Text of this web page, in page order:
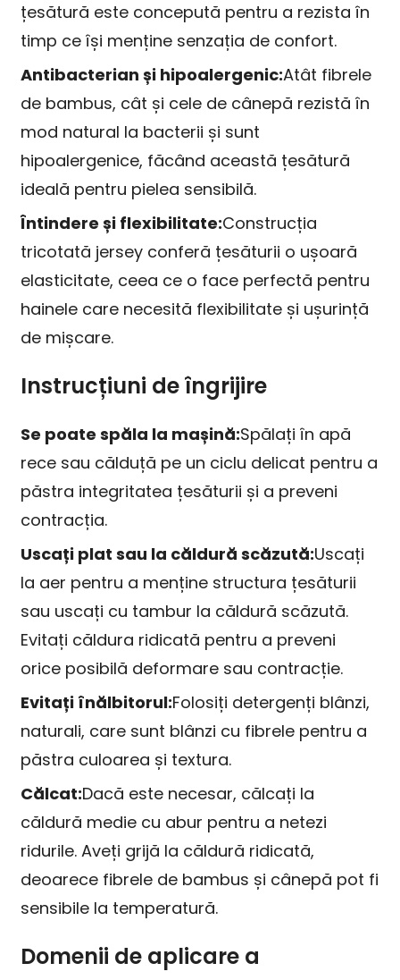
țesătură este concepută pentru a rezista în
timp ce își menține senzația de confort.
Antibacterian și hipoalergenic:Atât fibrele
de bambus, cât și cele de cânepă rezistă în
mod natural la bacterii și sunt
hipoalergenice, făcând această țesătură
ideală pentru pielea sensibilă.
Întindere și flexibilitate:Construcția
tricotată jersey conferă țesăturii o ușoară
elasticitate, ceea ce o face perfectă pentru
hainele care necesită flexibilitate și ușurință
de mișcare.
Instrucțiuni de îngrijire
Se poate spăla la mașină:Spălați în apă
rece sau călduță pe un ciclu delicat pentru a
păstra integritatea țesăturii și a preveni
contracția.
Uscați plat sau la căldură scăzută:Uscați
la aer pentru a menține structura țesăturii
sau uscați cu tambur la căldură scăzută.
Evitați căldura ridicată pentru a preveni
orice posibilă deformare sau contracție.
Evitați înălbitorul:Folosiți detergenți blânzi,
naturali, care sunt blânzi cu fibrele pentru a
păstra culoarea și textura.
Călcat:Dacă este necesar, călcați la
căldură medie cu abur pentru a netezi
ridurile. Aveți grijă la căldură ridicată,
deoarece fibrele de bambus și cânepă pot fi
sensibile la temperatură.
Domenii de aplicare a